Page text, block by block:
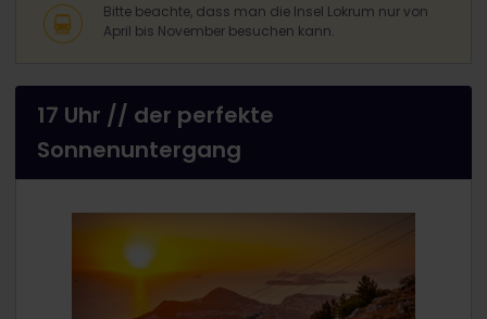
Bitte beachte, dass man die Insel Lokrum nur von
April bis November besuchen kann.
17 Uhr // der perfekte
Sonnenuntergang